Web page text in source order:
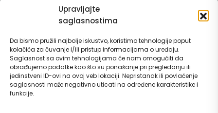
Upravljajte
saglasnostima
Da bismo pružili najbolje iskustvo, koristimo tehnologije poput
kolačića za čuvanje i/ili pristup informacijama o uređaju.
Saglasnost sa ovim tehnologijama će nam omogućiti da
obrađujemo podatke kao što su ponašanje pri pregledanju ili
jedinstveni ID-ovi na ovoj veb lokaciji. Nepristanak ili povlačenje
saglasnosti može negativno uticati na određene karakteristike i
funkcije.
Grad Gračanica
E-Matičar
72 sata sistem
Invest in Gračanica